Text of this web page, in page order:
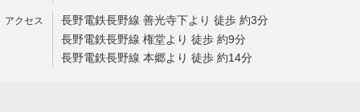
長野電鉄長野線 善光寺下より 徒歩 約3分
長野電鉄長野線 権堂より 徒歩 約9分
長野電鉄長野線 本郷より 徒歩 約14分